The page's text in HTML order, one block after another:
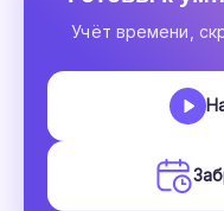
Учёт времени,